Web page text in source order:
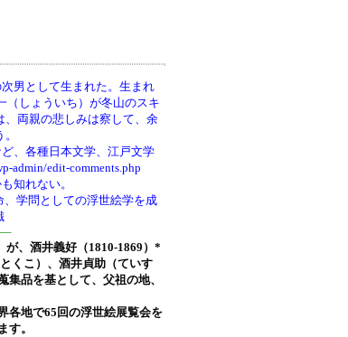
男として生まれた。生まれ
（しょういち）が冬山のスキ
、両親の悲しみは察して、余
、各種日本文学、江戸文学
admin/edit-comments.php
知れない。
学問としての浮世絵学を成
が、酒井義好（1810-1869）*
くこ）、酒井貞助（ていす
品を基として、父祖の地、
各地で65回の浮世絵展覧会を
す。